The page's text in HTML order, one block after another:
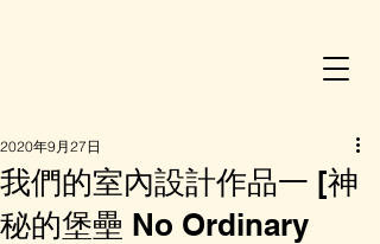
我們的室內設計作品一 [神
秘的堡壘 No Ordinary
2020年9月27日